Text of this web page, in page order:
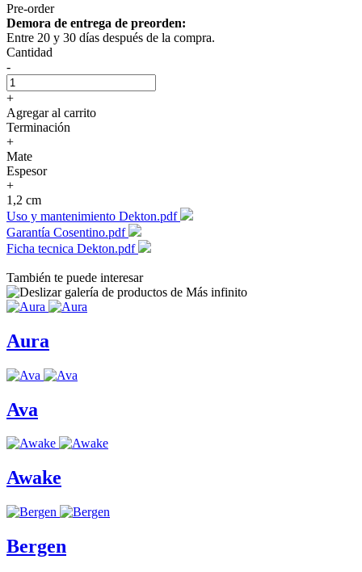
Pre-order
Demora de entrega de preorden:
Entre 20 y 30 días después de la compra.
Cantidad
-
+
Agregar al carrito
Terminación
+
Mate
Espesor
+
1,2 cm
Uso y mantenimiento Dekton.pdf
Garantía Cosentino.pdf
Ficha tecnica Dekton.pdf
También te puede interesar
Aura
Ava
Awake
Bergen